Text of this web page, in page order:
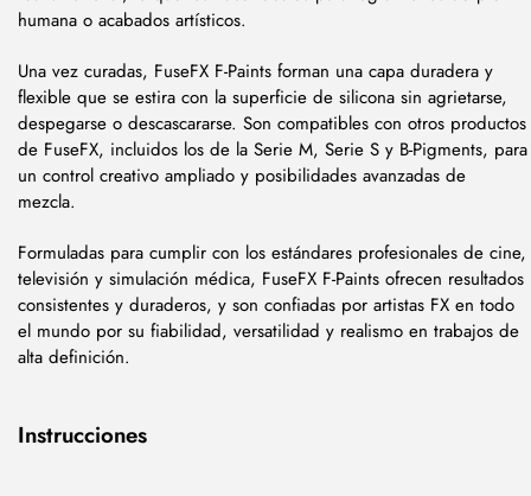
humana o acabados artísticos.
Una vez curadas, FuseFX F-Paints forman una capa duradera y
flexible que se estira con la superficie de silicona sin agrietarse,
despegarse o descascararse. Son compatibles con otros productos
de FuseFX, incluidos los de la Serie M, Serie S y B-Pigments, para
un control creativo ampliado y posibilidades avanzadas de
mezcla.
Formuladas para cumplir con los estándares profesionales de cine,
televisión y simulación médica, FuseFX F-Paints ofrecen resultados
consistentes y duraderos, y son confiadas por artistas FX en todo
el mundo por su fiabilidad, versatilidad y realismo en trabajos de
alta definición.
Instrucciones